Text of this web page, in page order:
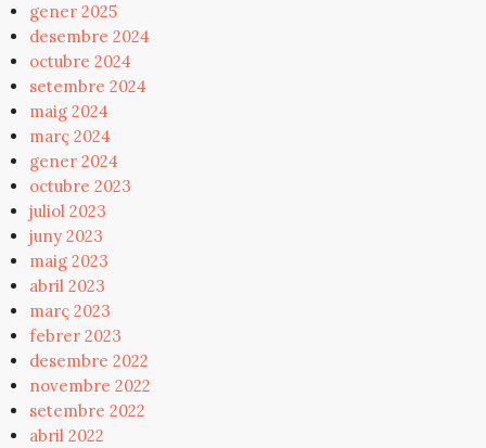
gener 2025
desembre 2024
octubre 2024
setembre 2024
maig 2024
març 2024
gener 2024
octubre 2023
juliol 2023
juny 2023
maig 2023
abril 2023
març 2023
febrer 2023
desembre 2022
novembre 2022
setembre 2022
abril 2022